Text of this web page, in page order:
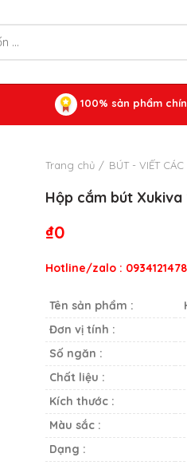
100% sản phẩm
Trang chủ BÚT - VIẾT CÁC
Hộp cắm bút Xukiva
₫0
Hotline/zalo :
Tên sản phẩm :
Đơn vị tính :
Số ngăn :
Chất liệu :
Kích thước :
Màu sắc :
Dạng :